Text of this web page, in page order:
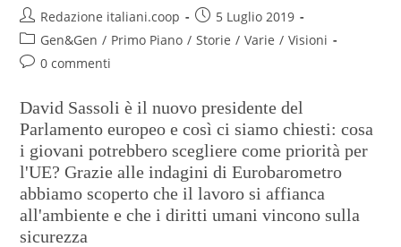
Redazione italiani.coop
5 Luglio 2019
Gen&Gen / Primo Piano / Storie / Varie / Visioni
0 commenti
David Sassoli è il nuovo presidente del
Parlamento europeo e così ci siamo chiesti: cosa
i giovani potrebbero scegliere come priorità per
l'UE? Grazie alle indagini di Eurobarometro
abbiamo scoperto che il lavoro si affianca
all'ambiente e che i diritti umani vincono sulla
sicurezza